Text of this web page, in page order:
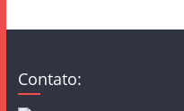
Contato: